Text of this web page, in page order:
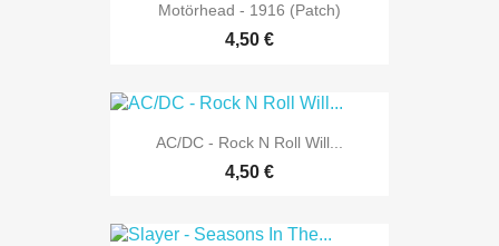
Motörhead - 1916 (Patch)
4,50 €
AC/DC - Rock N Roll Will...
4,50 €